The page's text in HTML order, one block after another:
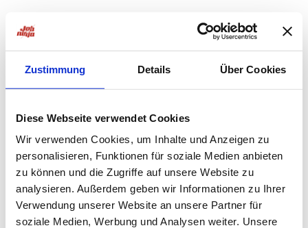
Zustimmung Details Über Cookies
Diese Webseite verwendet Cookies
Wir verwenden Cookies, um Inhalte und Anzeigen zu
personalisieren, Funktionen für soziale Medien anbieten
zu können und die Zugriffe auf unsere Website zu
analysieren. Außerdem geben wir Informationen zu Ihrer
Verwendung unserer Website an unsere Partner für
soziale Medien, Werbung und Analysen weiter. Unsere